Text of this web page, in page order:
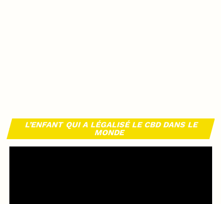
L’ENFANT QUI A LÉGALISÉ LE CBD DANS LE
MONDE